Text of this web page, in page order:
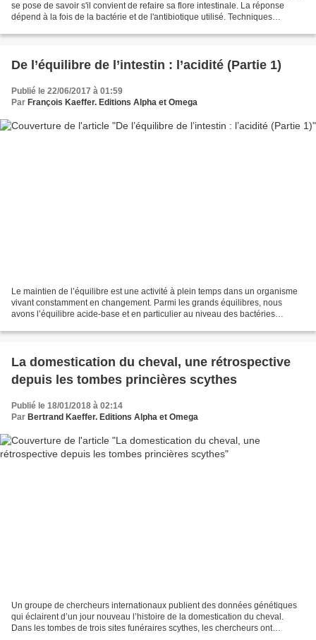
se pose de savoir s'il convient de refaire sa flore intestinale. La réponse
dépend à la fois de la bactérie et de l'antibiotique utilisé. Techniques
De l’équilibre de l’intestin : l’acidité (Partie 1)
Publié le 22/06/2017 à 01:59
Par François Kaeffer. Editions Alpha et Omega
Le maintien de l’équilibre est une activité à plein temps dans un organisme
vivant constamment en changement. Parmi les grands équilibres, nous
avons l’équilibre acide-base et en particulier au niveau des bactéries
La domestication du cheval, une rétrospective
depuis les tombes princières scythes
Publié le 18/01/2018 à 02:14
Par Bertrand Kaeffer. Editions Alpha et Omega
Un groupe de chercheurs internationaux publient des données génétiques
qui éclairent d’un jour nouveau l’histoire de la domestication du cheval.
Dans les tombes de trois sites funéraires scythes, les chercheurs ont